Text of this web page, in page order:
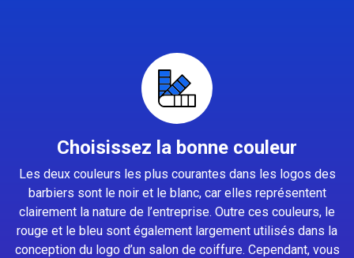
Choisissez la bonne couleur
Les deux couleurs les plus courantes dans les logos des
barbiers sont le noir et le blanc, car elles représentent
clairement la nature de l’entreprise. Outre ces couleurs, le
rouge et le bleu sont également largement utilisés dans la
conception du logo d’un salon de coiffure. Cependant, vous